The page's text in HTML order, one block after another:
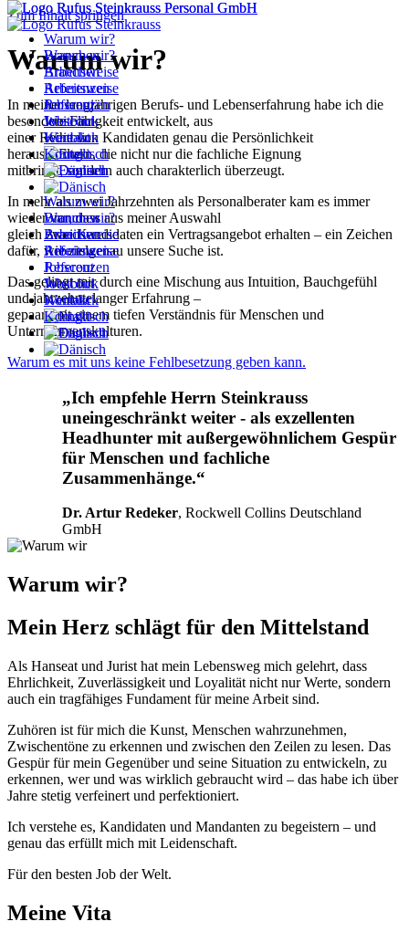
Zum Inhalt springen
Warum wir?
Branchen
Arbeitsweise
Referenzen
Jobscout
Weitblick
Kontakt
Warum wir?
Branchen
Arbeitsweise
Referenzen
Jobscout
Weitblick
Kontakt
Warum wir?
Branchen
Arbeitsweise
Referenzen
Jobscout
Weitblick
Kontakt
Warum wir?
Branchen
Arbeitsweise
Referenzen
Jobscout
Weitblick
Kontakt
Warum wir?
In meiner langjährigen Berufs- und Lebenserfahrung habe ich die
besondere Fähigkeit entwickelt, aus
einer Reihe von Kandidaten genau die Persönlichkeit
herauszufiltern, die nicht nur die fachliche Eignung
mitbringt, sondern auch charakterlich überzeugt.
In mehr als zwei Jahrzehnten als Personalberater kam es immer
wieder vor, dass aus meiner Auswahl
gleich zwei Kandidaten ein Vertragsangebot erhalten – ein Zeichen
dafür, wie zielgenau unsere Suche ist.
Das gelingt mir durch eine Mischung aus Intuition, Bauchgefühl
und jahrzehntelanger Erfahrung –
gepaart mit einem tiefen Verständnis für Menschen und
Unternehmenskulturen.
Warum es mit uns keine Fehlbesetzung geben kann.
„Ich empfehle Herrn Steinkrauss
uneingeschränkt weiter - als exzellenten
Headhunter mit außergewöhnlichem Gespür
für Menschen und fachliche
Zusammenhänge.“
Dr. Artur Redeker, Rockwell Collins Deutschland
GmbH
Warum wir?
Mein Herz schlägt für den Mittelstand
Als Hanseat und Jurist hat mein Lebensweg mich gelehrt, dass
Ehrlichkeit, Zuverlässigkeit und Loyalität nicht nur Werte, sondern
auch ein tragfähiges Fundament für meine Arbeit sind.
Zuhören ist für mich die Kunst, Menschen wahrzunehmen,
Zwischentöne zu erkennen und zwischen den Zeilen zu lesen. Das
Gespür für mein Gegenüber und seine Situation zu entwickeln, zu
erkennen, wer und was wirklich gebraucht wird – das habe ich über
Jahre stetig verfeinert und perfektioniert.
Ich verstehe es, Kandidaten und Mandanten zu begeistern – und
genau das erfüllt mich mit Leidenschaft.
Für den besten Job der Welt.
Meine Vita